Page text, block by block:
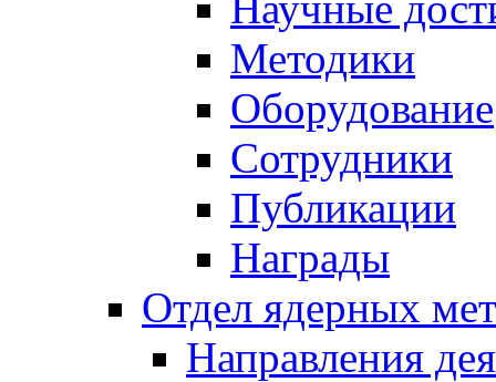
Методики
Оборудование
Сотрудники
Публикации
Награды
Отдел ядерных
Направления